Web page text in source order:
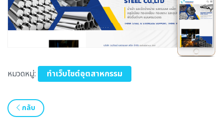
หมวดหมู่: ทำเว็บไซต์อุตสาหกรรม
กลับ